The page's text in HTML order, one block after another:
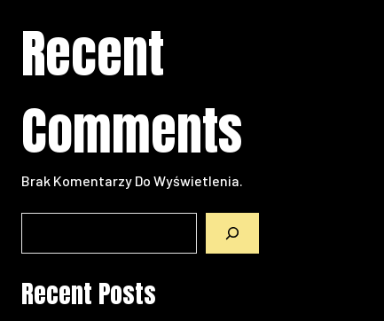
Recent
Comments
Brak Komentarzy Do Wyświetlenia.
Recent Posts